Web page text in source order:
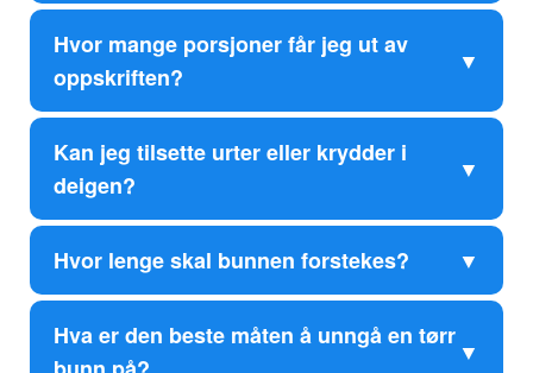
Hvor mange porsjoner får jeg ut av
oppskriften?
Kan jeg tilsette urter eller krydder i
deigen?
Hvor lenge skal bunnen forstekes?
Hva er den beste måten å unngå en tørr